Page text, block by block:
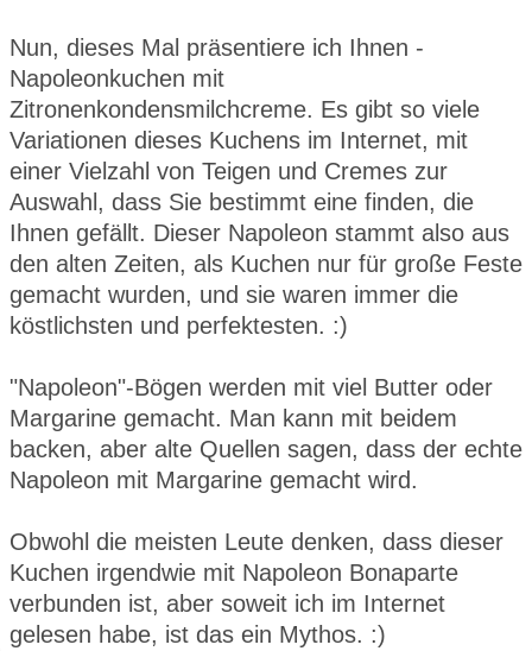
Nun, dieses Mal präsentiere ich Ihnen -
Napoleonkuchen mit
Zitronenkondensmilchcreme. Es gibt so viele
Variationen dieses Kuchens im Internet, mit
einer Vielzahl von Teigen und Cremes zur
Auswahl, dass Sie bestimmt eine finden, die
Ihnen gefällt. Dieser Napoleon stammt also aus
den alten Zeiten, als Kuchen nur für große Feste
gemacht wurden, und sie waren immer die
köstlichsten und perfektesten. :)
"Napoleon"-Bögen werden mit viel Butter oder
Margarine gemacht. Man kann mit beidem
backen, aber alte Quellen sagen, dass der echte
Napoleon mit Margarine gemacht wird.
Obwohl die meisten Leute denken, dass dieser
Kuchen irgendwie mit Napoleon Bonaparte
verbunden ist, aber soweit ich im Internet
gelesen habe, ist das ein Mythos. :)